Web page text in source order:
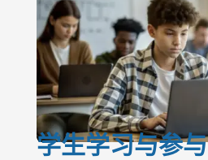
学生学习与参与